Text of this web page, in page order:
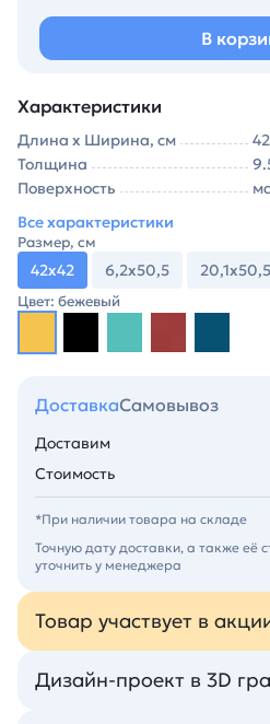
В
Характеристики
Длина х Ширина, см
Толщина
Поверхность
Все характеристики
Размер, см
42х42 6,2х50,5 20,1х50,5
Цвет: бежевый
ДоставкаСамовывоз
Доставим
Стоимость
*При наличии товара на складе
Точную дату доставки, а также её
уточнить у менеджера
Товар участвует в
Дизайн-проект в 3D